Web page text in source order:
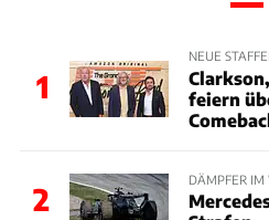
1
NEUE
feiern
2
DÄMPFER